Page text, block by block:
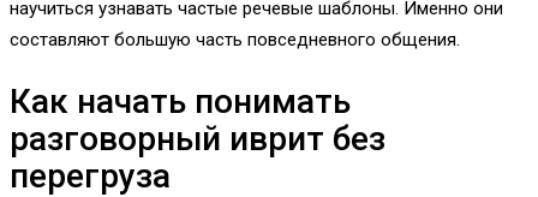
научиться узнавать частые речевые шаблоны. Именно они
составляют большую часть повседневного общения.
Как начать понимать
разговорный иврит без
перегруза